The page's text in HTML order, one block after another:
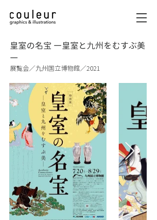
皇室の名宝 ―皇室と九州をむすぶ美
―
展覧会／九州国立博物館／2021
graphics &